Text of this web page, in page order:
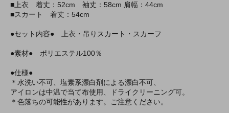
■上衣 着丈：52cm 袖丈：58cm 肩幅：44cm
■スカート 着丈：54cm
●セット内容● 上衣・吊りスカート・スカーフ
●素材● ポリエステル100％
●仕様●
＊水洗い不可、塩素系漂白剤による漂白不可、
アイロンは中温で当て布使用、ドライクリーニング可。
＊色落ちの可能性があります。ご注意ください。